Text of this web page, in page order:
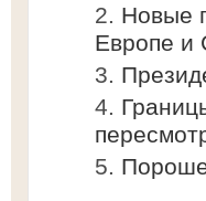
Новые
Европе